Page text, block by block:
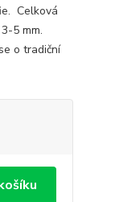
Celková
5 mm.
o tradiční